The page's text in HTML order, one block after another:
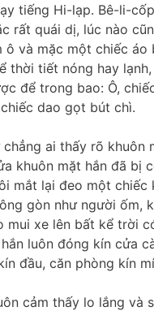
tiếng Hi-lạp. Bê-li-
rất quái dị, lúc nào
ô và mặc một chiếc áo
thời tiết nóng hay
để trong bao: Ô,
dao gọt bút chì.
chẳng ai thấy rõ khuôn
khuôn mặt hắn đã bị
mắt lại đeo một chiếc
gòn như người ốm,
mui xe lên bất kể trời
hắn luôn đóng kín cửa
đầu, căn phòng kín
cảm thấy lo lắng và